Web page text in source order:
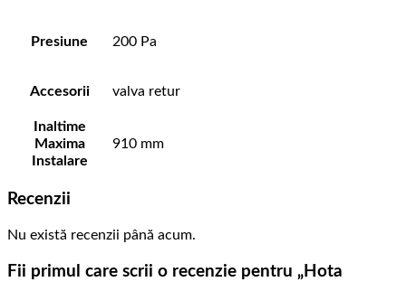
Presiune 200 Pa
Accesorii valva retur
Inaltime
Maxima
Instalare
910 mm
Recenzii
Nu există recenzii până acum.
Fii primul care scrii o recenzie pentru „Hota